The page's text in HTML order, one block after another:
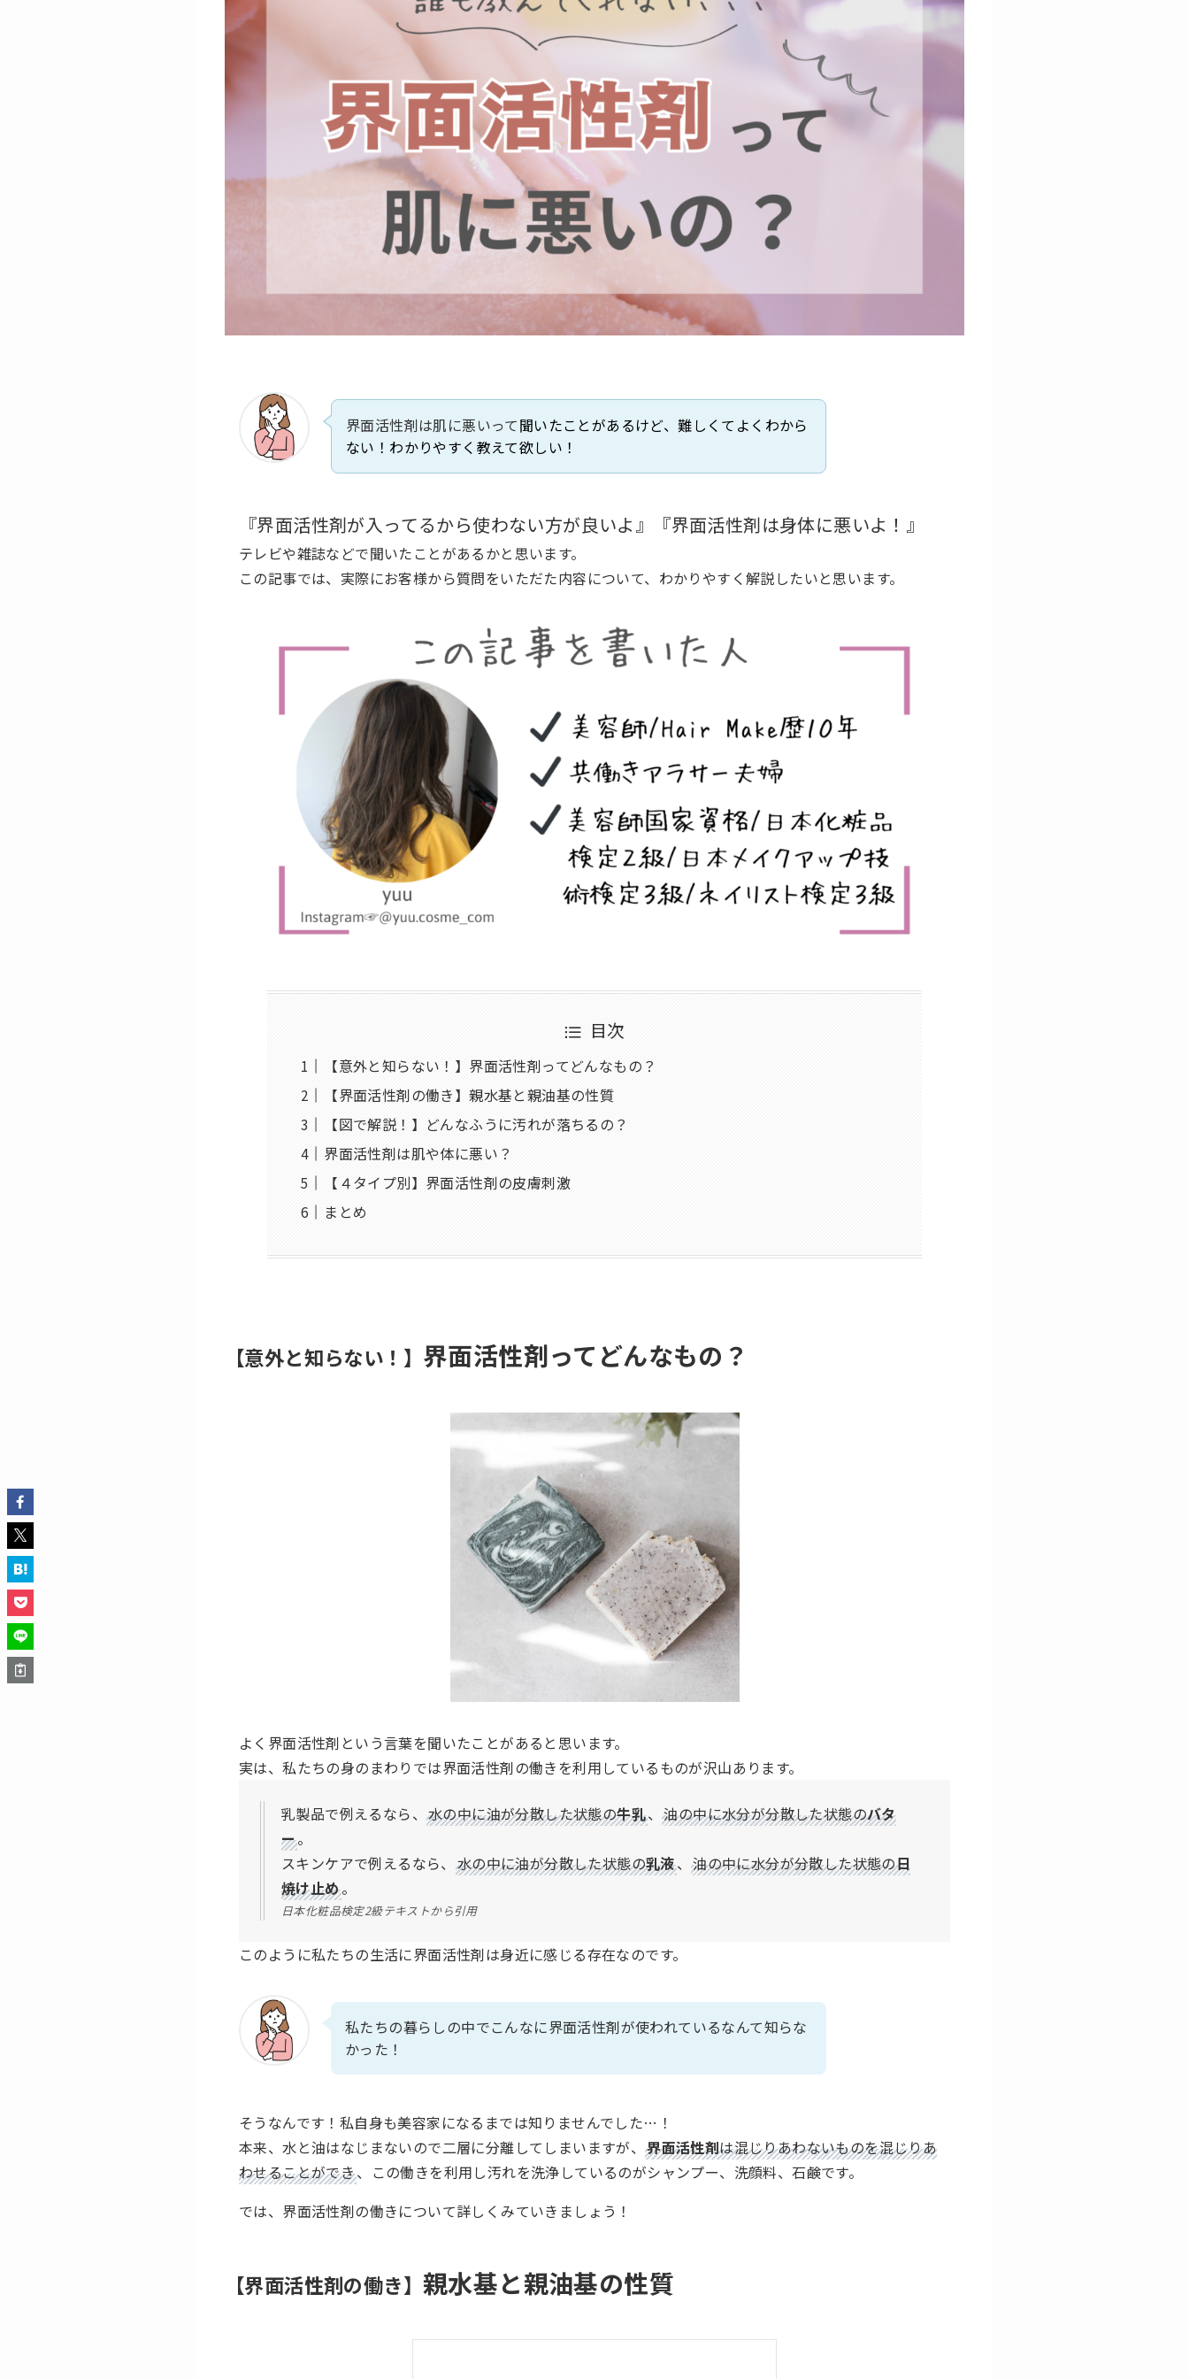
界面活性剤は肌に悪いって聞いたことがあるけど、難しくてよくわから
ない！ わかりやすく教えて欲しい！
『界面活性剤が入ってるから使わない方が良いよ』『界面活性剤は身体に悪いよ！』
テレビや雑誌などで聞いたことがあるかと思います。
この記事では、実際にお客様から質問をいただた内容について、わかりやすく解説したいと思います。
目次
【意外と知らない！】界面活性剤ってどんなもの？
【界面活性剤の働き】親水基と親油基の性質
【図で解説！】どんなふうに汚れが落ちるの？
界面活性剤は肌や体に悪い？
【４タイプ別】界面活性剤の皮膚刺激
まとめ
【意外と知らない！】 界面活性剤ってどんなもの？
よく界面活性剤という言葉を聞いたことがあると思います。
実は、私たちの身のまわりでは界面活性剤の働きを利用しているものが沢山あります。
乳製品で例えるなら、 水の中に油が分散した状態の牛乳、油の中に水分が分散した状態のバタ
ー。
スキンケアで例えるなら、 水の中に油が分散した状態の乳液、油の中に水分が分散した状態の日
焼け止め。
日本化粧品検定2級テキストから引用
このように私たちの生活に界面活性剤は身近に感じる存在なのです。
私たちの暮らしの中でこんなに界面活性剤が使われているなんて知らな
かった！
そうなんです！私自身も美容家になるまでは知りませんでした…！
本来、水と油はなじまないので二層に分離してしまいますが、界面活性剤は混じりあわないものを混じりあ
わせることができ、この働きを利用し汚れを洗浄しているのがシャンプー、洗顔料、石鹸です。
では、界面活性剤の働きについて詳しくみていきましょう！
【界面活性剤の働き】 親水基と親油基の性質